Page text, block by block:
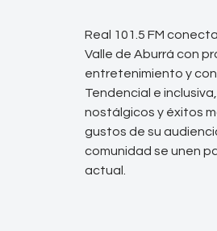
Real 101.5 FM
Valle de Aburrá con
entretenimiento y
Tendencial e
nostálgicos y éxitos
gustos de su
comunidad se unen
actual.